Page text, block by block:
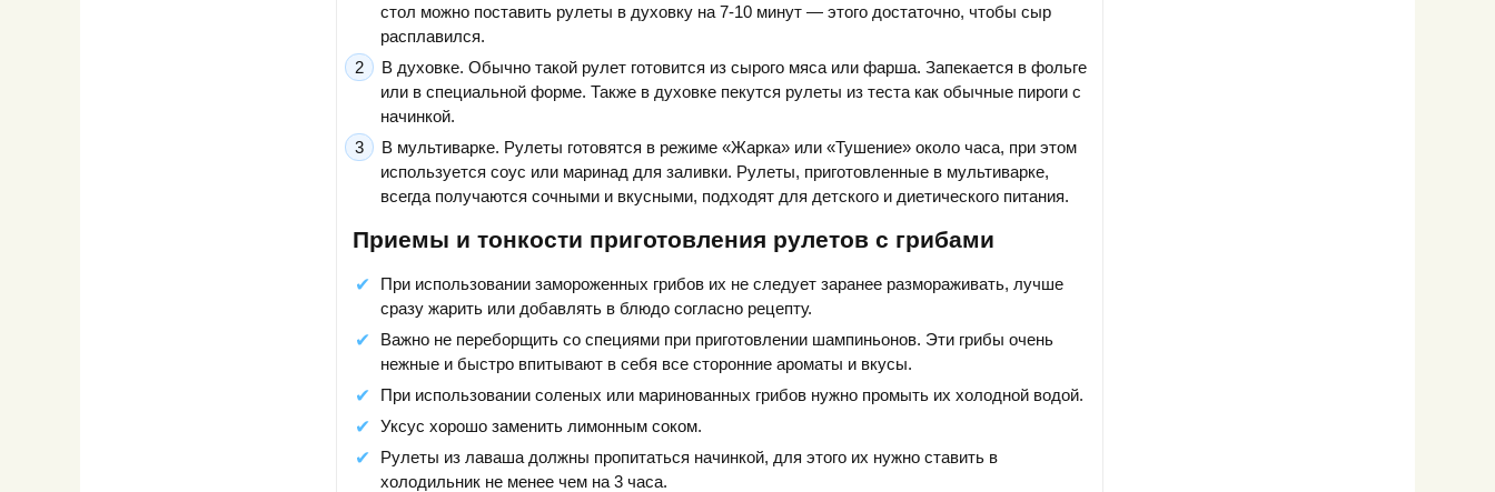
стол можно поставить рулеты в духовку на 7-10 минут — этого достаточно, чтобы сыр
расплавился.
В духовке. Обычно такой рулет готовится из сырого мяса или фарша. Запекается в фольге
или в специальной форме. Также в духовке пекутся рулеты из теста как обычные пироги с
начинкой.
В мультиварке. Рулеты готовятся в режиме «Жарка» или «Тушение» около часа, при этом
используется соус или маринад для заливки. Рулеты, приготовленные в мультиварке,
всегда получаются сочными и вкусными, подходят для детского и диетического питания.
Приемы и тонкости приготовления рулетов с грибами
При использовании замороженных грибов их не следует заранее размораживать, лучше
сразу жарить или добавлять в блюдо согласно рецепту.
Важно не переборщить со специями при приготовлении шампиньонов. Эти грибы очень
нежные и быстро впитывают в себя все сторонние ароматы и вкусы.
При использовании соленых или маринованных грибов нужно промыть их холодной водой.
Уксус хорошо заменить лимонным соком.
Рулеты из лаваша должны пропитаться начинкой, для этого их нужно ставить в
холодильник не менее чем на 3 часа.